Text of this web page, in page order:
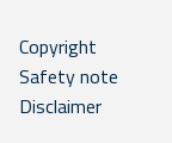
Copyright
Safety note
Disclaimer